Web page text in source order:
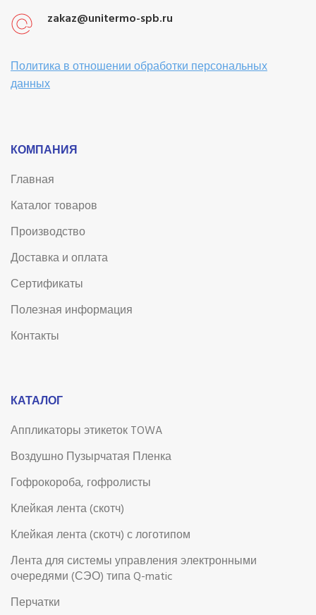
zakaz@unitermo-spb.ru
Политика в отношении обработки персональных
данных
КОМПАНИЯ
Главная
Каталог товаров
Производство
Доставка и оплата
Сертификаты
Полезная информация
Контакты
КАТАЛОГ
Аппликаторы этикеток TOWA
Воздушно Пузырчатая Пленка
Гофрокороба, гофролисты
Клейкая лента (скотч)
Клейкая лента (скотч) с логотипом
Лента для системы управления электронными
очередями (СЭО) типа Q-matic
Перчатки